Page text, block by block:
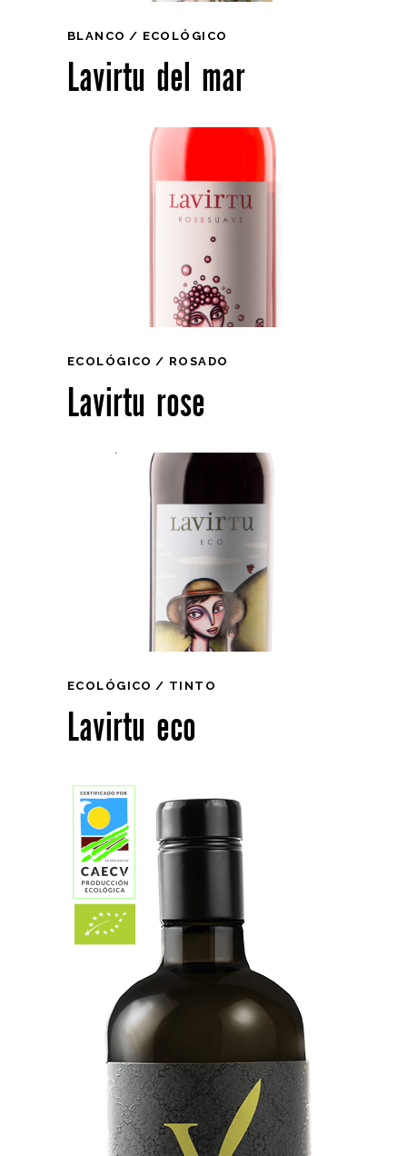
BLANCO ECOLÓGICO
Lavirtu del mar
ECOLÓGICO ROSADO
Lavirtu rose
ECOLÓGICO TINTO
Lavirtu eco